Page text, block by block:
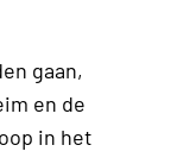
gaan,
en de
in het